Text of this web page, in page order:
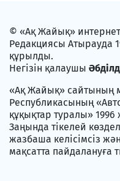
© «Ақ Жайық»
Редакциясы Атырауда
құрылды.
Негізін қалаушы
«Ақ Жайық» сайтының
Республикасының
құқықтар туралы»
Заңында тікелей
жазбаша келісімсіз
мақсатта